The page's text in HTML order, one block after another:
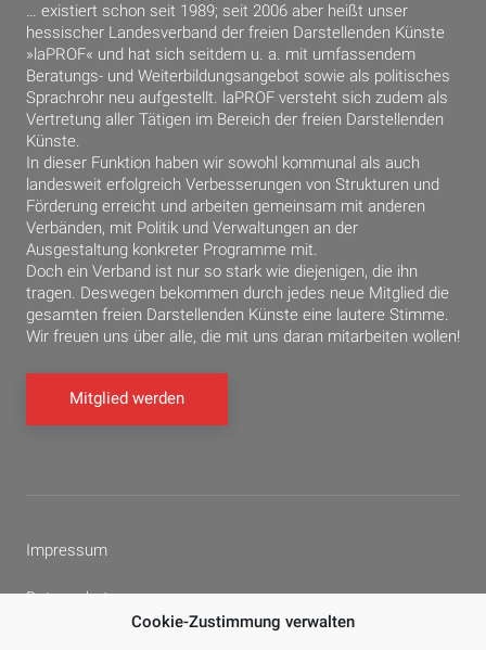
Cookie-Zustimmung verwalten
… existiert schon seit 1989; seit 2006 aber heißt unser
hessischer Landesverband der freien Darstellenden Künste
»laPROF« und hat sich seitdem u. a. mit umfassendem
Beratungs- und Weiterbildungsangebot sowie als politisches
Sprachrohr neu aufgestellt. laPROF versteht sich zudem als
Vertretung aller Tätigen im Bereich der freien Darstellenden
Künste.
In dieser Funktion haben wir sowohl kommunal als auch
landesweit erfolgreich Verbesserungen von Strukturen und
Förderung erreicht und arbeiten gemeinsam mit anderen
Verbänden, mit Politik und Verwaltungen an der
Ausgestaltung konkreter Programme mit.
Doch ein Verband ist nur so stark wie diejenigen, die ihn
tragen. Deswegen bekommen durch jedes neue Mitglied die
gesamten freien Darstellenden Künste eine lautere Stimme.
Wir freuen uns über alle, die mit uns daran mitarbeiten wollen!
Mitglied werden
Impressum
Datenschutz